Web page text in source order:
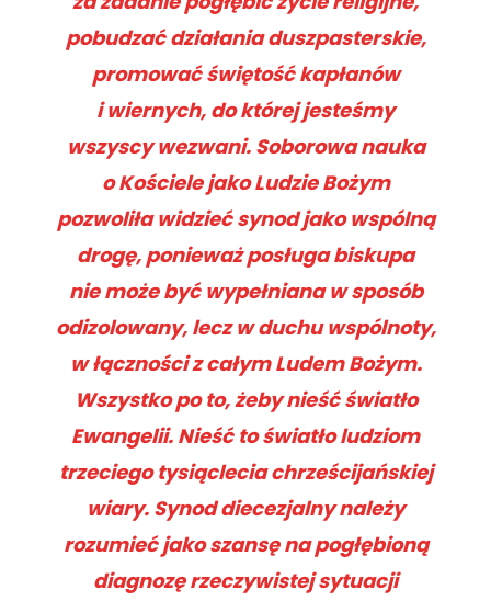
pobudzać działania duszpasterskie,
promować świętość kapłanów
i wiernych, do której jesteśmy
wszyscy wezwani. Soborowa nauka
o Kościele jako Ludzie Bożym
pozwoliła widzieć synod jako wspólną
drogę, ponieważ posługa biskupa
nie może być wypełniana w sposób
odizolowany, lecz w duchu wspólnoty,
w łączności z całym Ludem Bożym.
Wszystko po to, żeby nieść światło
Ewangelii. Nieść to światło ludziom
trzeciego tysiąclecia chrześcijańskiej
wiary. Synod diecezjalny należy
rozumieć jako szansę na pogłębioną
diagnozę rzeczywistej sytuacji